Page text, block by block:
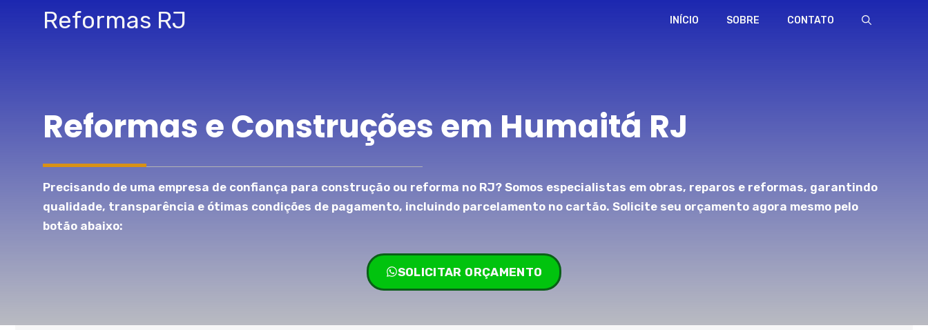
Reformas RJ INÍCIO SOBRE CONTATO
Reformas e Construções em Humaitá RJ
Precisando de uma empresa de confiança para construção ou reforma no RJ? Somos especialistas em obras, reparos e reformas, garantindo
qualidade, transparência e ótimas condições de pagamento, incluindo parcelamento no cartão. Solicite seu orçamento agora mesmo pelo
botão abaixo:
SOLICITAR ORÇAMENTO